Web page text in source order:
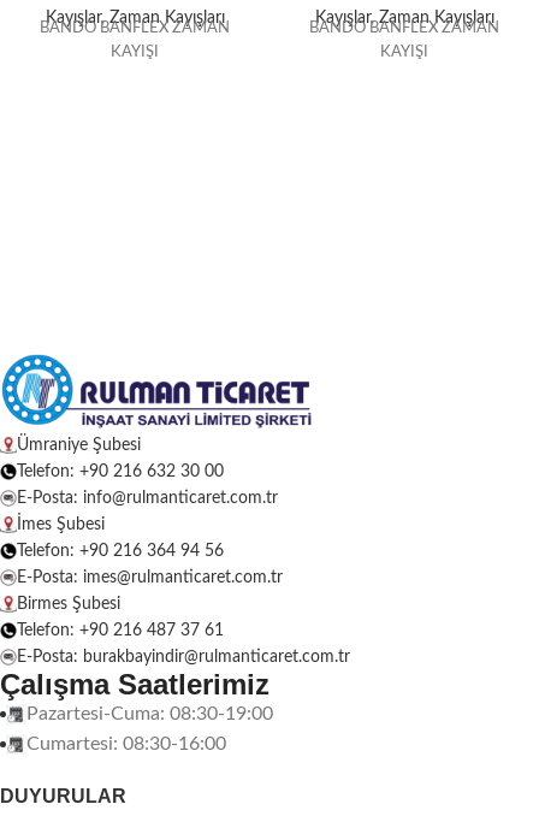
Kayışlar,Zaman Kayışları
BANDO BANFLEX ZAMAN
KAYIŞI
Kayışlar,Zaman Kayışları
BANDO BANFLEX ZAMAN
KAYIŞI
Ümraniye Şubesi
Telefon: +90 216 632 30 00
E-Posta: info@rulmanticaret.com.tr
İmes Şubesi
Telefon: +90 216 364 94 56
E-Posta: imes@rulmanticaret.com.tr
Birmes Şubesi
Telefon: +90 216 487 37 61
E-Posta: burakbayindir@rulmanticaret.com.tr
Çalışma Saatlerimiz
Pazartesi-Cuma: 08:30-19:00
Cumartesi: 08:30-16:00
DUYURULAR